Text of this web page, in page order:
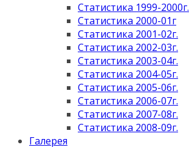
Статистика 1999-2000г.
Статистика 2000-01г
Статистика 2001-02г.
Статистика 2002-03г.
Статистика 2003-04г.
Статистика 2004-05г.
Статистика 2005-06г.
Статистика 2006-07г.
Статистика 2007-08г.
Статистика 2008-09г.
Галерея